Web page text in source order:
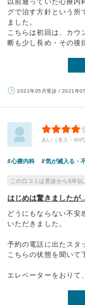
グで治す方針という所
ました。
こちらは初回は、カウ
断も少し長め・その後
2021年05月受診 / 2021年
あい（本人・40
心療内科 気が滅入る・
この口コミは受診から5年以
はじめは驚きましたが
どうにもならない不安
いただきました。
予約の電話に出たスタ
こちらの状態を聞いて
エレベーターをおりて